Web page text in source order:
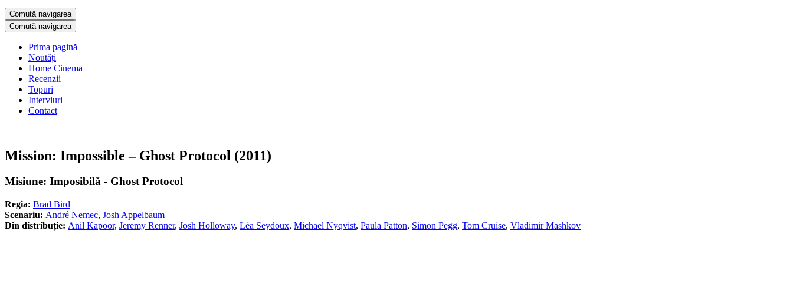
Comută navigarea
Comută navigarea
Prima pagină
Noutăți
Home Cinema
Recenzii
Topuri
Interviuri
Contact
Mission: Impossible – Ghost Protocol (2011)
Misiune: Imposibilă - Ghost Protocol
Regia: Brad Bird
Scenariu: André Nemec, Josh Appelbaum
Din distribuție: Anil Kapoor, Jeremy Renner, Josh Holloway, Léa Seydoux, Michael Nyqvist, Paula Patton, Simon Pegg, Tom Cruise, Vladimir Mashkov